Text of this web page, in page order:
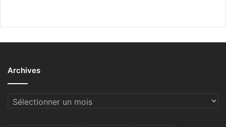
Archives
Archives